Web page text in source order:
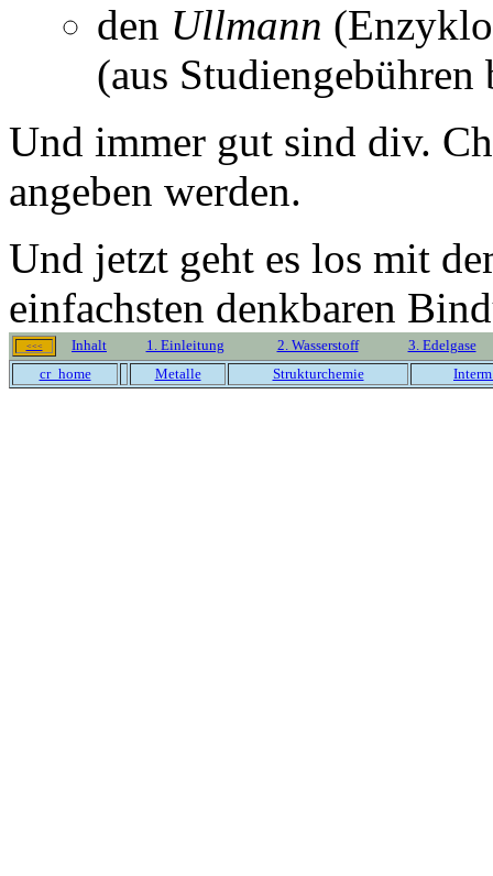
den Ullmann
(aus
Und immer gut sind div.
angeben werden.
Und jetzt geht es los mit
einfachsten denkbaren
<<< Inhalt 1. Einleitung 2. Wasserstoff
3. Edelgase
cr_home
Metalle Strukturchemie